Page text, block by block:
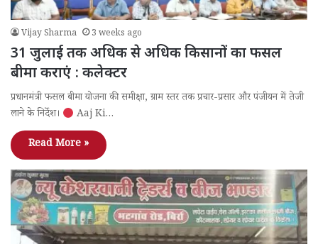
Vijay Sharma 3 weeks ago
31 जुलाई तक अधिक से अधिक किसानों का फसल
बीमा कराएं : कलेक्टर
प्रधानमंत्री फसल बीमा योजना की समीक्षा, ग्राम स्तर तक प्रचार-प्रसार और पंजीयन में तेजी
लाने के निर्देश।
Aaj Ki…
Read More »